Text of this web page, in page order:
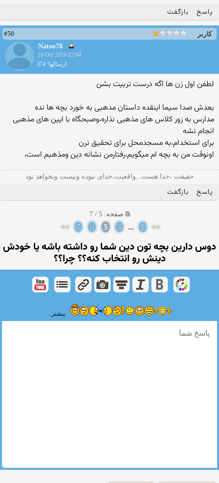
پاسخ بازگفت
کاربر
#50
Natoo78
10 Oct 2019 02:04
ارسالها: 374
لطفن اول زن ها اگه درست تربیت بشن
بعدش صدا سیما اینقده داستان مدهبی به خورد بچه ها نده
مدارس به زور کلاس های مذهبی نذاره،وصبحگاه با ایین های مذهبی
انجام نشه
برای استخدام،به مسجدمحل برای تحقیق نرن
اونوقت من به بچه ام میگویم،رفتارمن نشانه دین ومذهبم است،
حقیقت ،خدا هست...واقعیت،خدای نبوده ونیست ونخواهد بود
پاسخ بازگفت
صفحه: 5 / 7
<<
1
...
4
5
6
7
>>
دوس دارین بچه تون دین شما رو داشته باشه یا خودش
دینش رو انتخاب كنه؟؟ چرا؟؟
بیشتر...